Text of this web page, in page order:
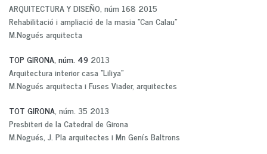
ARQUITECTURA Y DISEÑO, núm 168 2015
Rehabilitació i ampliació de la masia "Can Calau"
M.Nogués arquitecta
TOP GIRONA, núm. 49 2013
Arquitectura interior casa "Liliya"
M.Nogués arquitecta i Fuses Viader, arquitectes
TOT GIRONA, núm. 35 2013
Presbiteri de la Catedral de Girona
M.Nogués, J. Pla arquitectes i Mn Genís Baltrons